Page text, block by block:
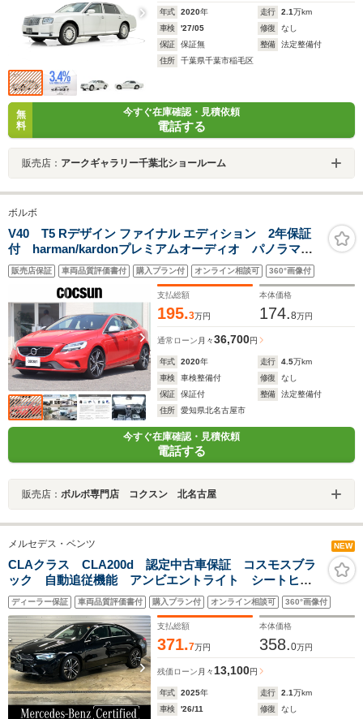
年式 2020年 走行 2.1万km
車検
'27/05 修復
なし
保証
保証無 整備
法定整備付
住所
千葉県千葉市稲毛区
無
料
今すぐ在庫確認・見積依頼
電話する
販売店： アークギャラリー千葉北ショールーム
ボルボ
V40 T5 Rデザイン ファイナル エディション 2年保証
付 harman/kardonプレミアムオーディオ パノラマガ
ラスルーフ 18インチアルミホイール ナビゲーショ
ン リアビューカメラ オフブラック本革シート シー
トヒーター パワーシート 禁煙
販売店保証 車両品質評価書付 購入プラン付 オンライン相談可 360°画像付
支払総額
195.3万円
本体価格
174.8万円
通常ローン 月々36,700円
年式 2020年 走行 4.5万km
車検
車検整備付 修復
なし
保証
保証付 整備
法定整備付
住所
愛知県北名古屋市
今すぐ在庫確認・見積依頼
電話する
販売店： ボルボ専門店 コクスン 北名古屋
メルセデス・ベンツ NEW
CLAクラス CLA200d 認定中古車保証 コスモスブラ
ック 自動追従機能 アンビエントライト シートヒー
ター 電動パワーシート 純正ドライブレコーダー ワ
イヤレスチャージャー MBUX ETC 純正ナビ バッ
クカメラ
ディーラー保証 車両品質評価書付 購入プラン付 オンライン相談可 360°画像付
支払総額
371.7万円
本体価格
358.0万円
残価ローン 月々 13,100円
年式 2025年 走行 2.1万km
車検
'26/11 修復
なし